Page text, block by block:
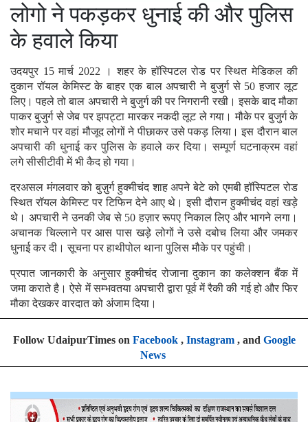
लोगो ने पकड़कर धुनाई की और पुलिस
के हवाले किया
उदयपुर 15 मार्च 2022 । शहर के हॉस्पिटल रोड पर स्थित मेडिकल की
दुकान रॉयल केमिस्ट के बाहर एक बाल अपचारी ने बुजुर्ग से 50 हजार लूट
लिए। पहले तो बाल अपचारी ने बुजुर्ग की पर निगरानी रखी। इसके बाद मौका
पाकर बुजुर्ग से जेब पर झपट्टा मारकर नकदी लूट ले गया। मौके पर बुजुर्ग के
शोर मचाने पर वहां मौजूद लोगों ने पीछाकर उसे पकड़ लिया। इस दौरान बाल
अपचारी की धुनाई कर पुलिस के हवाले कर दिया। सम्पूर्ण घटनाक्रम वहां
लगे सीसीटीवी में भी कैद हो गया।
दरअसल मंगलवार को बुज़ुर्ग हुक्मीचंद शाह अपने बेटे को एमबी हॉस्पिटल रोड
स्थित रॉयल केमिस्ट पर टिफिन देने आए थे। इसी दौरान हुक्मीचंद वहां खड़े
थे। अपचारी ने उनकी जेब से 50 हज़ार रूपए निकाल लिए और भागने लगा।
अचानक चिल्लाने पर आस पास खड़े लोगों ने उसे दबोच लिया और जमकर
धुनाई कर दी। सूचना पर हाथीपोल थाना पुलिस मौके पर पहुंची।
प्रपात जानकारी के अनुसार हुक्मीचंद रोजाना दुकान का कलेक्शन बैंक में
जमा कराते है। ऐसे में सम्भवतया अपचारी द्वारा पूर्व में रैकी की गई हो और फिर
मौका देखकर वारदात को अंजाम दिया।
Follow UdaipurTimes on Facebook, Instagram, and Google
News